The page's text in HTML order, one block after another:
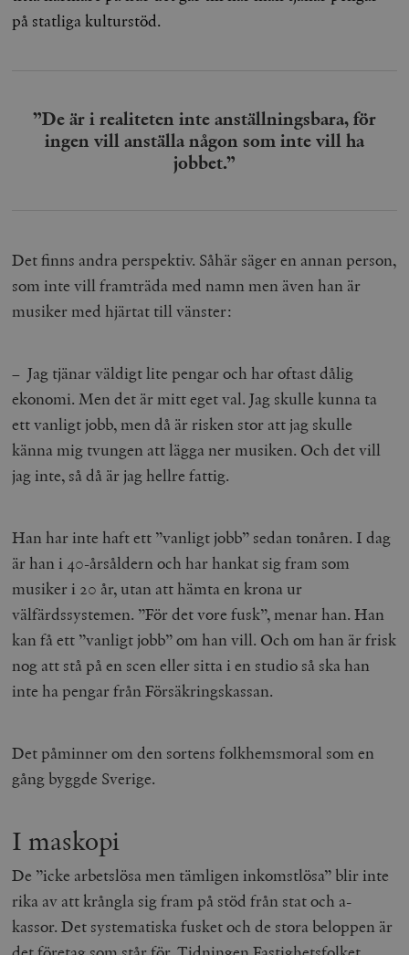
på statliga kulturstöd.
”De är i realiteten inte anställningsbara, för
ingen vill anställa någon som inte vill ha
jobbet.”
Det finns andra perspektiv. Såhär säger en annan person,
som inte vill framträda med namn men även han är
musiker med hjärtat till vänster:
– Jag tjänar väldigt lite pengar och har oftast dålig
ekonomi. Men det är mitt eget val. Jag skulle kunna ta
ett vanligt jobb, men då är risken stor att jag skulle
känna mig tvungen att lägga ner musiken. Och det vill
jag inte, så då är jag hellre fattig.
Han har inte haft ett ”vanligt jobb” sedan tonåren. I dag
är han i 40-årsåldern och har hankat sig fram som
musiker i 20 år, utan att hämta en krona ur
välfärdssystemen. ”För det vore fusk”, menar han. Han
kan få ett ”vanligt jobb” om han vill. Och om han är frisk
nog att stå på en scen eller sitta i en studio så ska han
inte ha pengar från Försäkringskassan.
Det påminner om den sortens folkhemsmoral som en
gång byggde Sverige.
I maskopi
De ”icke arbetslösa men tämligen inkomstlösa” blir inte
rika av att krångla sig fram på stöd från stat och a-
kassor. Det systematiska fusket och de stora beloppen är